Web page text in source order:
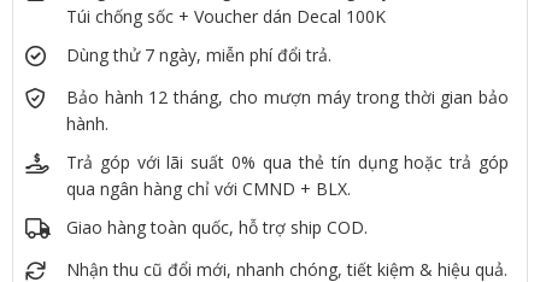
Túi chống sốc + Voucher dán Decal 100K
Dùng thử 7 ngày, miễn phí đổi trả.
Bảo hành 12 tháng, cho mượn máy trong thời gian bảo
hành.
Trả góp với lãi suất 0% qua thẻ tín dụng hoặc trả góp
qua ngân hàng chỉ với CMND + BLX.
Giao hàng toàn quốc, hỗ trợ ship COD.
Nhận thu cũ đổi mới, nhanh chóng, tiết kiệm & hiệu quả.